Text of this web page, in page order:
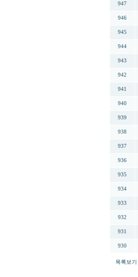
947
946
945
944
943
942
941
940
939
938
937
936
935
934
933
932
931
930
목록보기